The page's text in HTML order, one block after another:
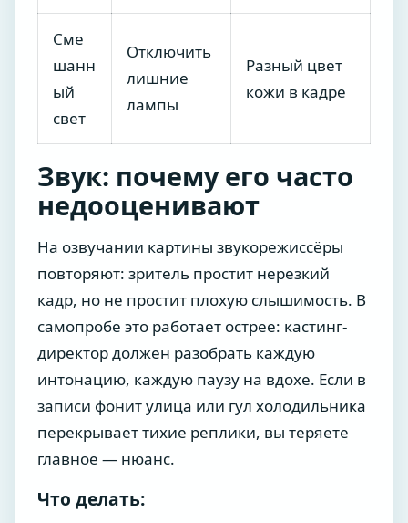
Сме
шанн
ый
свет
Отключить
лишние
лампы
Разный цвет
кожи в кадре
Звук: почему его часто
недооценивают
На озвучании картины звукорежиссёры
повторяют: зритель простит нерезкий
кадр, но не простит плохую слышимость. В
самопробе это работает острее: кастинг-
директор должен разобрать каждую
интонацию, каждую паузу на вдохе. Если в
записи фонит улица или гул холодильника
перекрывает тихие реплики, вы теряете
главное — нюанс.
Что делать: